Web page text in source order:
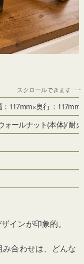
スクロールできます
117mm×奥行：117mm
ォールナット(本体)/ 耐
インが印象的。
合わせは、どんな